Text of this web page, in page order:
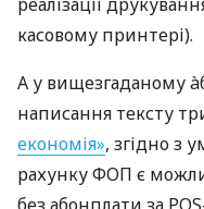
касовому принтері).
А у вищезгаданому
написання тексту
економія», згідно з
рахунку ФОП є